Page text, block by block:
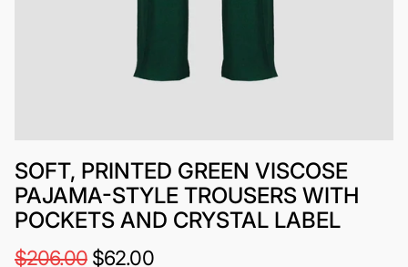
SOFT, PRINTED GREEN VISCOSE
PAJAMA-STYLE TROUSERS WITH
POCKETS AND CRYSTAL LABEL
$206.00$62.00